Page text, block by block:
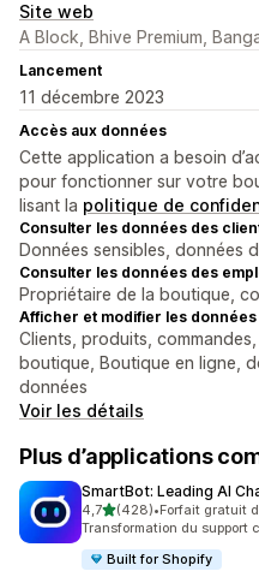
Site web
A Block, Bhive Premium,
Lancement
11 décembre 2023
Accès aux données
Cette application a besoin
pour fonctionner sur votre
lisant la politique de
Consulter les données des
Données sensibles, données
Consulter les données des
Propriétaire de la boutique,
Afficher et modifier les données
Clients, produits,
boutique, Boutique en ligne,
données
Voir les détails
Plus d’applications
SmartBot: Leading AI
4,7étoile(s) sur 5
(428)
428 avis au total
•Forfait gratuit
Transformation du support
Built for Shopify